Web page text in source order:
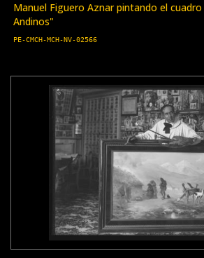
Manuel Figuero Aznar pintando el
Andinos"
PE-CMCH-MCH-NV-02566